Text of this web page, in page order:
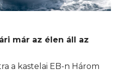
már az élen áll az
a kastelai EB-n Három